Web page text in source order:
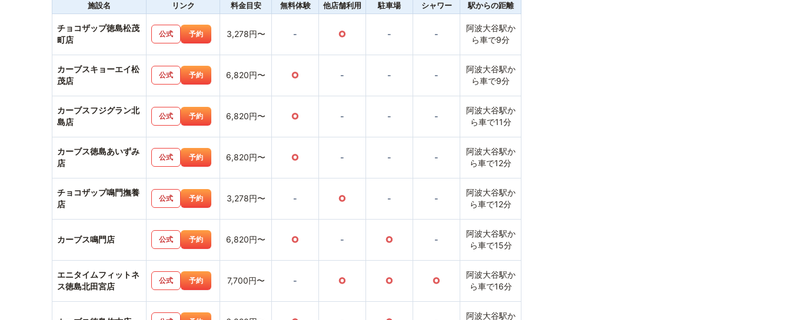
施設名 リンク 料金目安 無料体験 他店舗利用 駐車場 シャワー 駅からの距離
チョコザップ徳島松茂
町店
公式 予約 3,278円〜 - ○ - -
阿波大谷駅か
ら車で9分
カーブスキョーエイ松
茂店
公式 予約 6,820円〜 ○ - - -
阿波大谷駅か
ら車で9分
カーブスフジグラン北
島店
公式 予約 6,820円〜 ○ - - -
阿波大谷駅か
ら車で11分
カーブス徳島あいずみ
店
公式 予約 6,820円〜 ○ - - -
阿波大谷駅か
ら車で12分
チョコザップ鳴門撫養
店
公式 予約 3,278円〜 - ○ - -
阿波大谷駅か
ら車で12分
カーブス鳴門店 公式 予約 6,820円〜 ○ - ○ -
阿波大谷駅か
ら車で15分
エニタイムフィットネ
ス徳島北田宮店
公式 予約 7,700円〜 - ○ ○ ○
阿波大谷駅か
ら車で16分
阿波大谷駅か